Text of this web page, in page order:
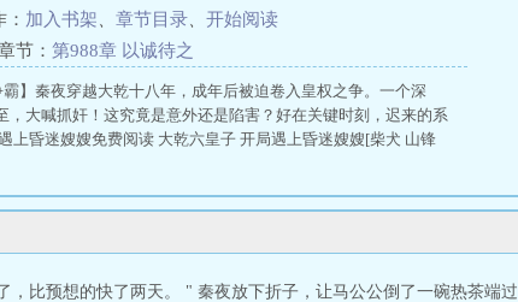
加入书架 章节目录
开始阅读
节： 第988章 以诚待之
】秦夜穿越大乾十八年，成年后被迫卷入皇权之争。一个深
大喊抓奸！这究竟是意外还是陷害？好在关键时刻，迟来的系
昏迷嫂嫂免费阅读 大乾六皇子 开局遇上昏迷嫂嫂[柴犬 山锋
比预想的快了两天。 " 秦夜放下折子，让马公公倒了一碗热茶端过